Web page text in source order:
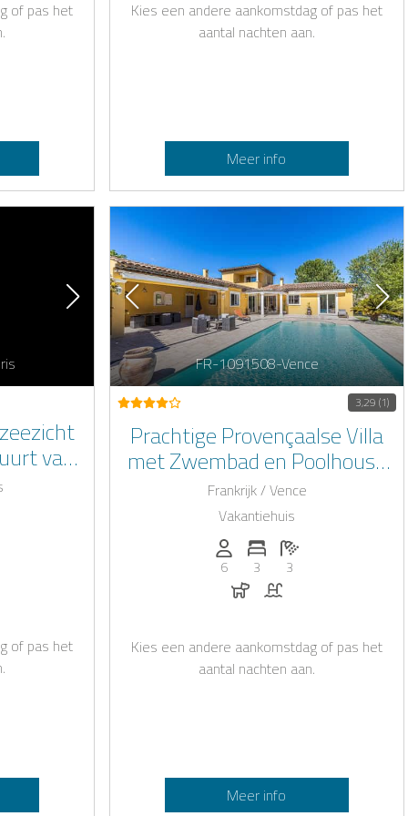
of pas het
Kies een andere aankomstdag of pas het
aantal nachten aan.
Meer info
van
aan
8
4
badkamers: 4
of pas het
FR-1091508-Vence
3,29 (1)
Prachtige Provençaalse Villa
met Zwembad en Poolhouse
in Vence
Frankrijk / Vence
Vakantiehuis
Personen (max.): 6
6
Aantal slaapkamers: 3
3
Aantal badkamers: 3
3
Honden toegestaan
Zwembad
Kies een andere aankomstdag of pas het
aantal nachten aan.
Meer info